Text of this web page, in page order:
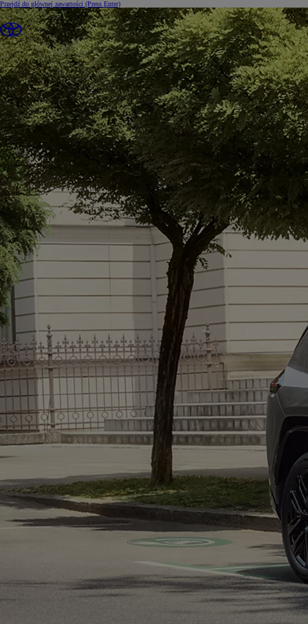
Przejdź do głównej zawartości (Press Enter)